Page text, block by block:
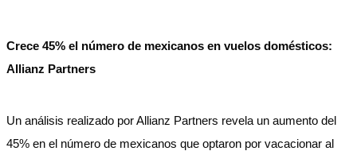
Crece 45% el número de mexicanos en vuelos domésticos:
Allianz Partners
Un análisis realizado por Allianz Partners revela un aumento del
45% en el número de mexicanos que optaron por vacacionar al